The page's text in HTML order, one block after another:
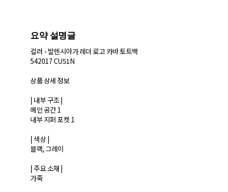
요약 설명글
컬러 - 발렌시아가 레더 로고 카바 토트백
542017 CU51N
상품 상세 정보
| 내부 구조 |
메인 공간 1
내부 지퍼 포켓 1
| 색상 |
블랙, 그레이
| 주요 소재 |
가죽